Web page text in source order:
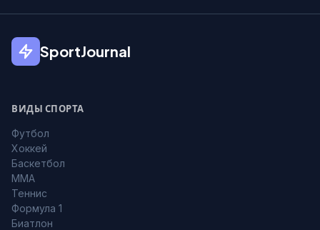
SportJournal
ВИДЫ СПОРТА
Футбол
Хоккей
Баскетбол
MMA
Теннис
Формула 1
Биатлон